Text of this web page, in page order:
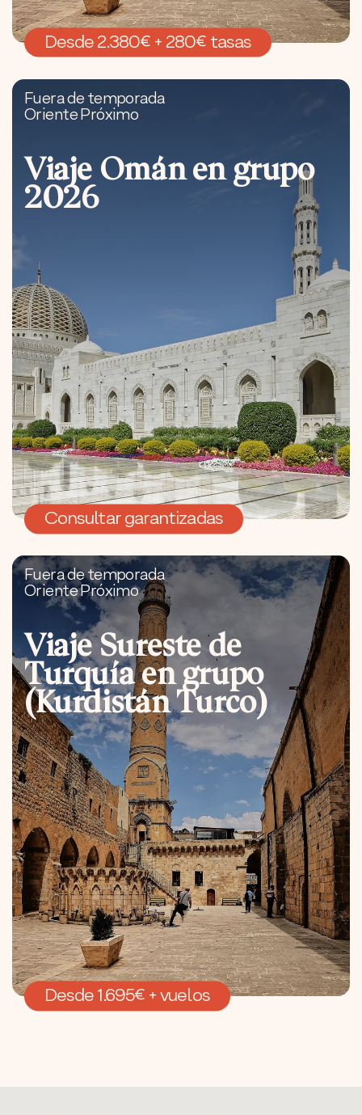
Desde 2.380€ + 280€ tasas
Fuera de temporada
Oriente Próximo
Viaje Omán en grupo
2026
Consultar garantizadas
Fuera de temporada
Oriente Próximo
Viaje Sureste de
Turquía en grupo
(Kurdistán Turco)
Desde 1.695€ + vuelos